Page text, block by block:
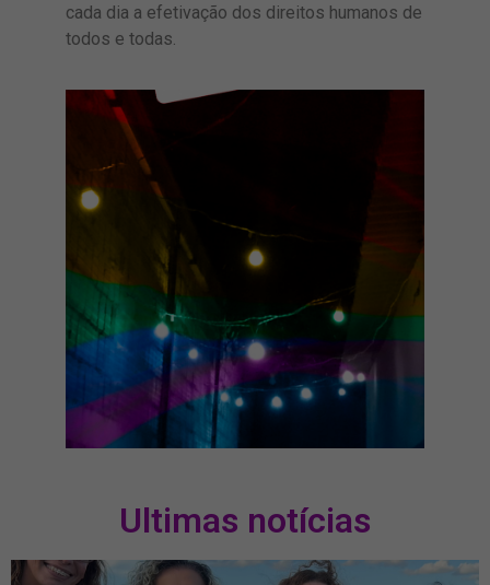
cada dia a efetivação dos direitos humanos de
todos e todas.
Ultimas notícias